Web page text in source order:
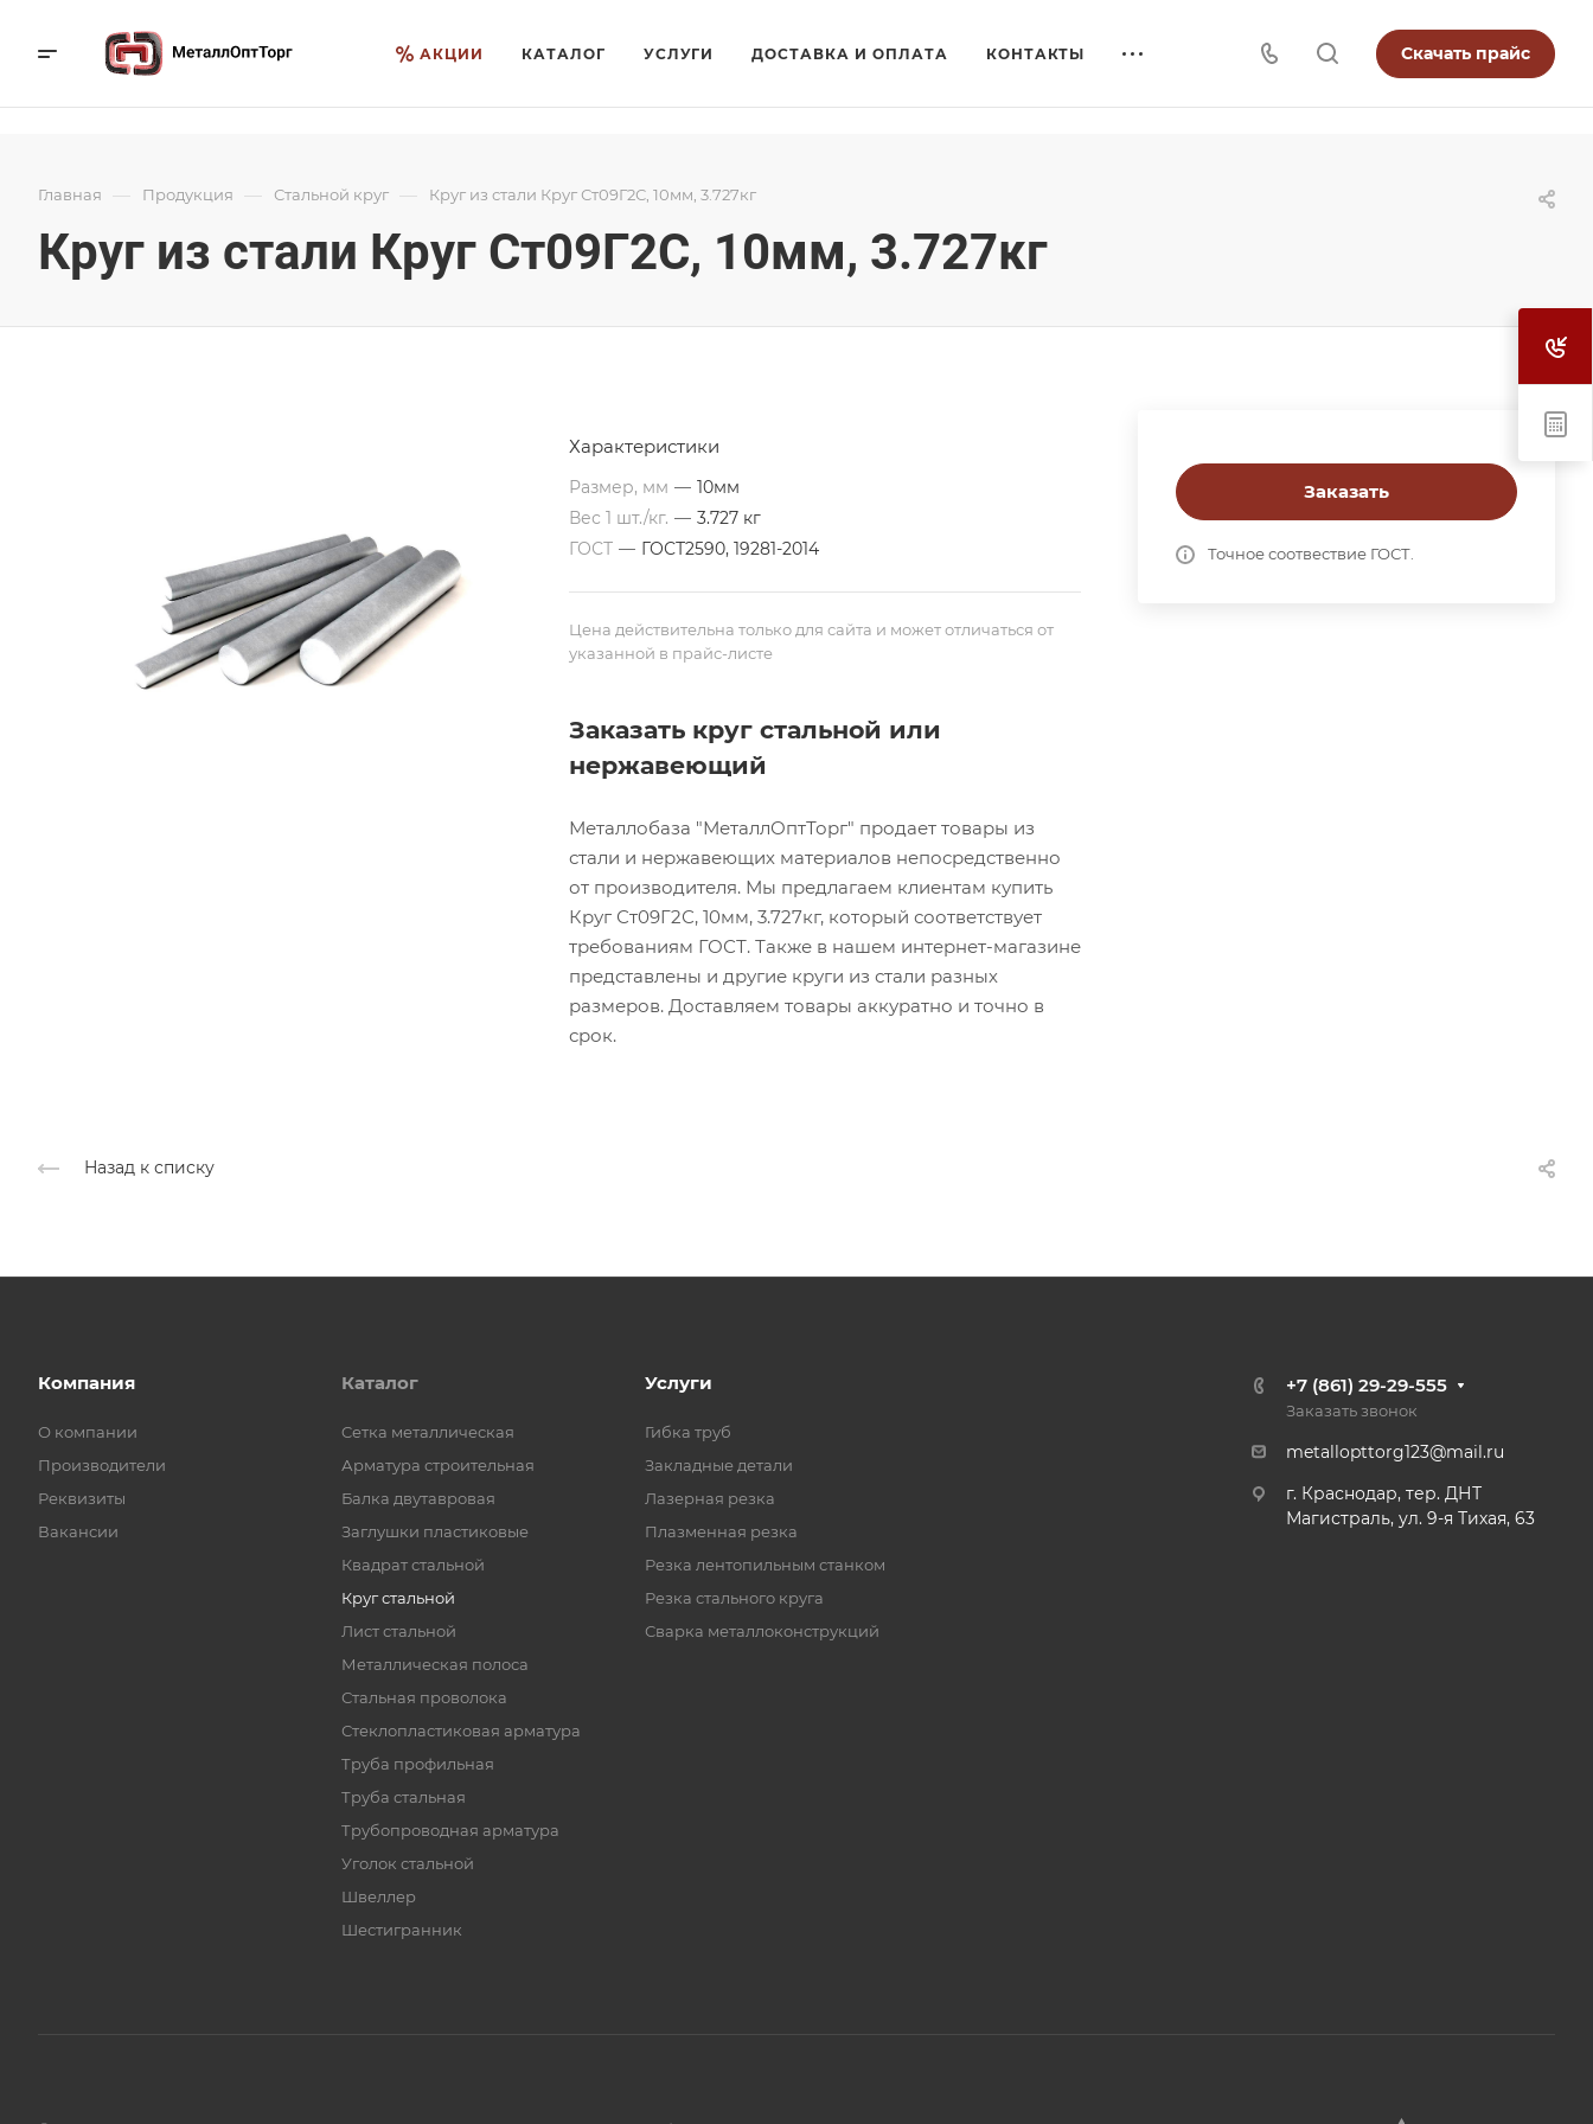
АКЦИИ КАТАЛОГ УСЛУГИ ДОСТАВКА И ОПЛАТА КОНТАКТЫ Скачать прайс
Главная — Продукция — Стальной круг — Круг из стали Круг Ст09Г2С, 10мм, 3.727кг
Круг из стали Круг Ст09Г2С, 10мм, 3.727кг
Заказать
Точное соотвествие ГОСТ.
Характеристики
Размер, мм — 10мм
Вес 1 шт./кг. — 3.727 кг
ГОСТ — ГОСТ2590, 19281-2014
Цена действительна только для сайта и может отличаться от
указанной в прайс-листе
Заказать круг стальной или
нержавеющий
Металлобаза "МеталлОптТорг" продает товары из
стали и нержавеющих материалов непосредственно
от производителя. Мы предлагаем клиентам купить
Круг Ст09Г2С, 10мм, 3.727кг, который соответствует
требованиям ГОСТ. Также в нашем интернет-магазине
представлены и другие круги из стали разных
размеров. Доставляем товары аккуратно и точно в
срок.
Назад к списку
Компания
О компании
Производители
Реквизиты
Вакансии
Каталог
Cетка металлическая
Арматура строительная
Балка двутавровая
Заглушки пластиковые
Квадрат стальной
Круг стальной
Лист стальной
Металлическая полоса
Стальная проволока
Стеклопластиковая арматура
Труба профильная
Труба стальная
Трубопроводная арматура
Уголок стальной
Швеллер
Шестигранник
Услуги
Гибка труб
Закладные детали
Лазерная резка
Плазменная резка
Резка лентопильным станком
Резка стального круга
Сварка металлоконструкций
+7 (861) 29-29-555
Заказать звонок
metallopttorg123@mail.ru
г. Краснодар, тер. ДНТ
Магистраль, ул. 9-я Тихая, 63